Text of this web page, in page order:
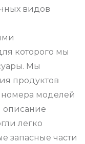
видов
которого мы
Мы
продуктов
номера моделей
описание
легко
запасные части